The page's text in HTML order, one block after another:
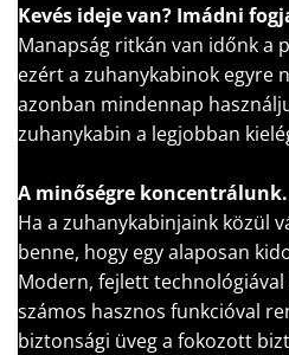
Kevés ideje van? Imádni
Manapság ritkán van időnk a
ezért a zuhanykabinok egyre
azonban mindennap
zuhanykabin a legjobban
A minőségre koncentrálunk.
Ha a zuhanykabinjaink közül
benne, hogy egy alaposan
Modern, fejlett
számos hasznos funkcióval
biztonsági üveg a fokozott